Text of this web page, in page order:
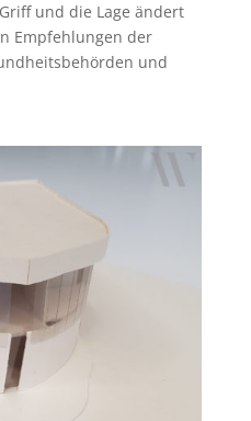
und die Lage ändert
Empfehlungen der
und